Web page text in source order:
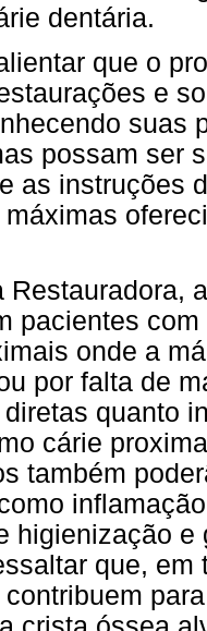
dentária.
que o
e
suas
possam ser
as instruções
Restauradora,
pacientes
onde a
por falta de
quanto
cárie
também
higienização
que,